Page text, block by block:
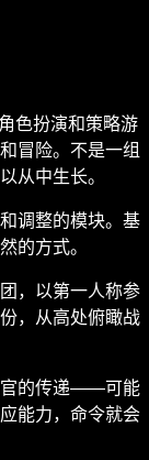
色扮演和策略游
冒险。不是一组
从中生长。
调整的模块。基
的方式。
，以第一人称参
，从高处俯瞰战
官的传递——可能
能力，命令就会